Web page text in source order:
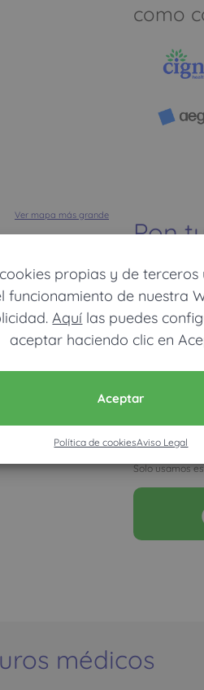
propias y de
funcionamiento de nuestra
Aquí las puedes
aceptar haciendo clic en
Aceptar
Política de cookiesAviso Legal
Ver mapa más grande
como
Pon
Móvil
Acepto
Solo usamos
médicos